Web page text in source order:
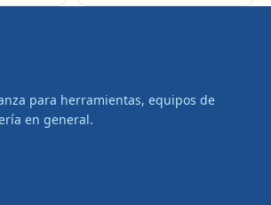
para herramientas, equipos de
en general.